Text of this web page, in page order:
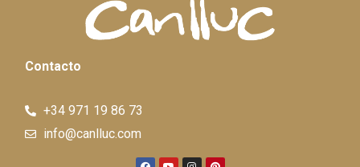
Contacto
+34 971 19 86 73
info@canlluc.com